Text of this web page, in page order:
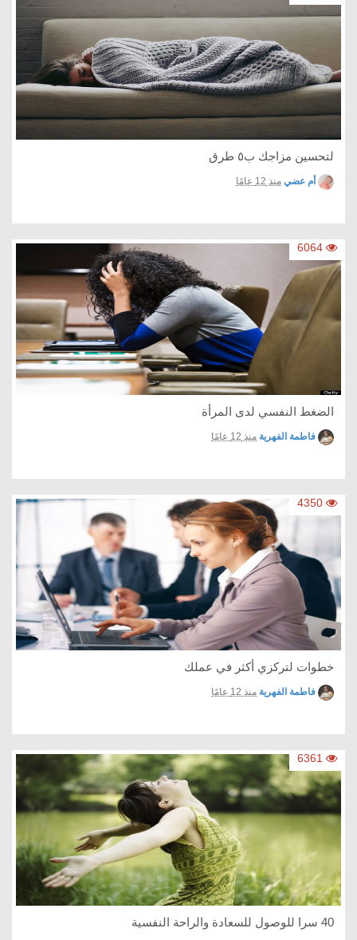
لتحسين مزاجك ب٥ طرق
أم عضي منذ 12 عامًا
6064
الضغط النفسي لدى المرأة
فاطمة الفهرية منذ 12 عامًا
4350
خطوات لتركزي أكثر في عملك
فاطمة الفهرية منذ 12 عامًا
6361
40 سرا للوصول للسعادة والراحة النفسية